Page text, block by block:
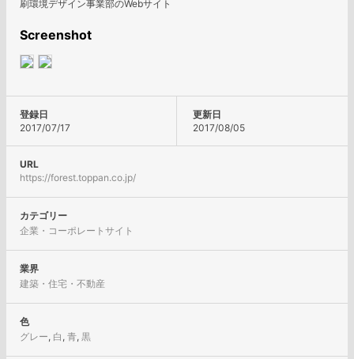
刷環境デザイン事業部のWebサイト
Screenshot
登録日
2017/07/17
更新日
2017/08/05
URL
https://forest.toppan.co.jp/
カテゴリー
企業・コーポレートサイト
業界
建築・住宅・不動産
色
グレー, 白 ,青,黒